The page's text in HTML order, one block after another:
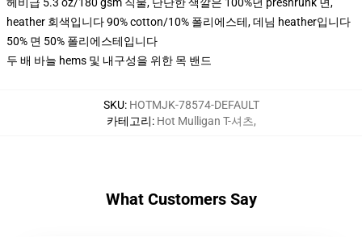
heather 회색입니다 90% cotton/10% 폴리에스테, 데님 heather입니다
50% 면 50% 폴리에스테입니다
두 배 바늘 hems 및 내구성을 위한 목 밴드
SKU: HOTMJK-78574-DEFAULT
카테고리: Hot Mulligan T-셔츠,
What Customers Say